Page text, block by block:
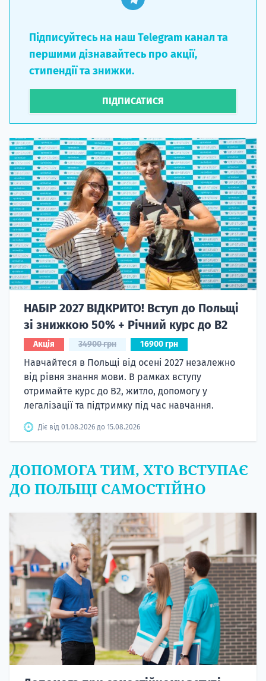
Підписуйтесь на наш Telegram канал та
першими дізнавайтесь про акції,
стипендії та знижки.
ПІДПИСАТИСЯ
НАБІР 2027 ВІДКРИТО! Вступ до Польщі
зі знижкою 50% + Річний курс до B2
Акція 34900 грн 16900 грн
Навчайтеся в Польщі від осені 2027 незалежно
від рівня знання мови. В рамках вступу
отримайте курс до B2, житло, допомогу у
легалізації та підтримку під час навчання.
Діє від 01.08.2026 до 15.08.2026
ДОПОМОГА ТИМ, ХТО ВСТУПАЄ
ДО ПОЛЬЩІ САМОСТІЙНО